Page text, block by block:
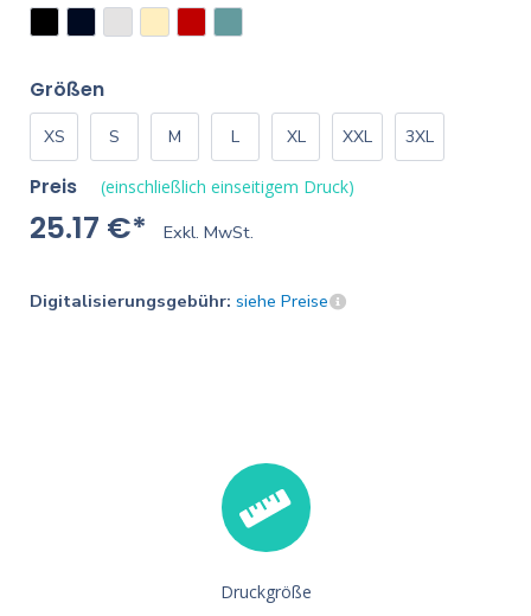
Größen
XS S M L XL XXL 3XL
Preis (einschließlich einseitigem Druck)
25.17 €* Exkl. MwSt.
Digitalisierungsgebühr: siehe Preise
Druckgröße